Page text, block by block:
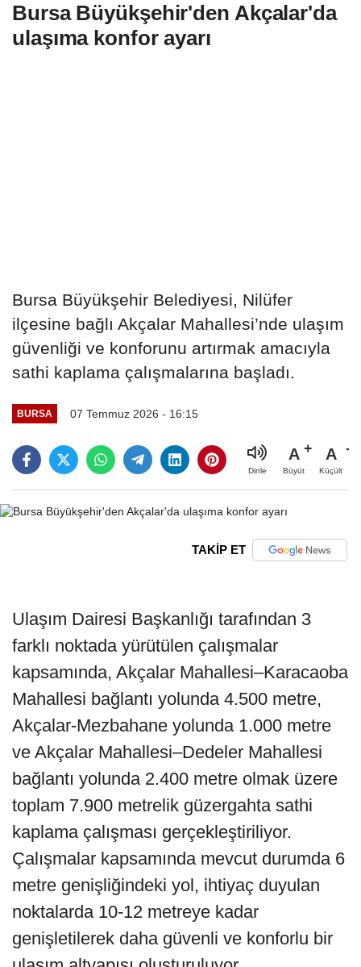
Bursa Büyükşehir'den Akçalar'da
ulaşıma konfor ayarı
Bursa Büyükşehir Belediyesi, Nilüfer
ilçesine bağlı Akçalar Mahallesi’nde ulaşım
güvenliği ve konforunu artırmak amacıyla
sathi kaplama çalışmalarına başladı.
BURSA 07 Temmuz 2026 - 16:15
Dinle
A
Büyüt
A
Küçült
TAKİP ET
Ulaşım Dairesi Başkanlığı tarafından 3
farklı noktada yürütülen çalışmalar
kapsamında, Akçalar Mahallesi–Karacaoba
Mahallesi bağlantı yolunda 4.500 metre,
Akçalar-Mezbahane yolunda 1.000 metre
ve Akçalar Mahallesi–Dedeler Mahallesi
bağlantı yolunda 2.400 metre olmak üzere
toplam 7.900 metrelik güzergahta sathi
kaplama çalışması gerçekleştiriliyor.
Çalışmalar kapsamında mevcut durumda 6
metre genişliğindeki yol, ihtiyaç duyulan
noktalarda 10-12 metreye kadar
genişletilerek daha güvenli ve konforlu bir